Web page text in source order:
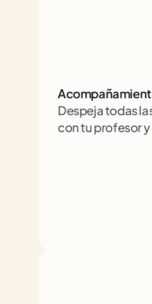
Despeja todas
con tu profesor